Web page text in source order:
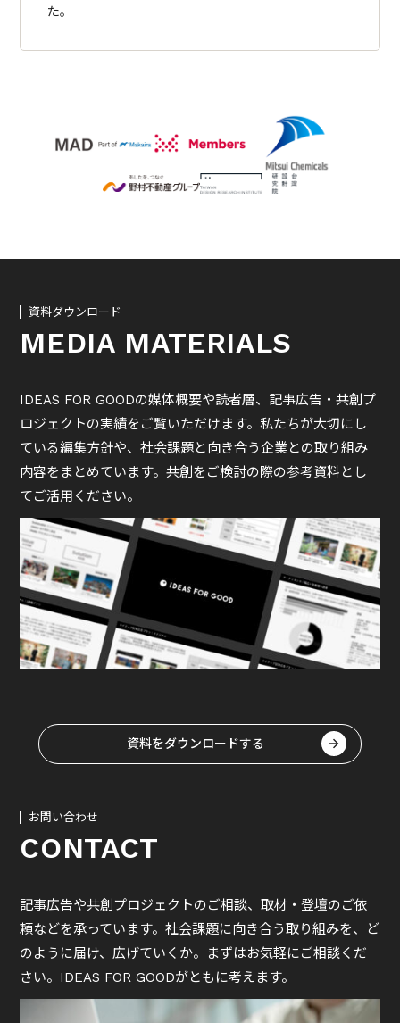
た。
資料ダウンロード
MEDIA MATERIALS
IDEAS FOR GOODの媒体概要や読者層、記事広告・共創プ
ロジェクトの実績をご覧いただけます。私たちが大切にし
ている編集方針や、社会課題と向き合う企業との取り組み
内容をまとめています。共創をご検討の際の参考資料とし
てご活用ください。
資料をダウンロードする
お問い合わせ
CONTACT
記事広告や共創プロジェクトのご相談、取材・登壇のご依
頼などを承っています。社会課題に向き合う取り組みを、ど
のように届け、広げていくか。まずはお気軽にご相談くだ
さい。IDEAS FOR GOODがともに考えます。